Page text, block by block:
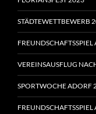
STÄDTEWETTBEWERB
VEREINSAUSFLUG
SPORTWOCHE ADORF